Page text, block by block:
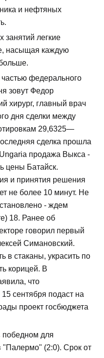
и нефтяных
занятий легкие
насыщая каждую
федерального
зовут Федор
хирург, главный врач
дня сделки между
29,6325—
сделка прошла
продажа Выкса -
цены Батайск.
и принятия решения
не более 10 минут. Не
- ждем
18. Ранее об
говорил первый
Симановский.
в стаканы, украсить по
корицей. В
что
сентября подаст на
проект госбюджета
победном для
(2:0). Срок от